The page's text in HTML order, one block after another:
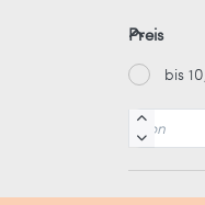
Preis
bis